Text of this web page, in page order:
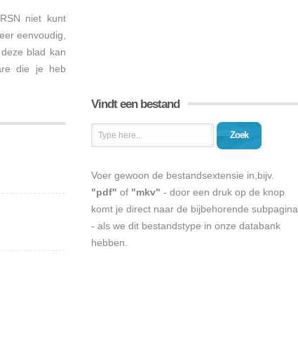
niet kunt
eenvoudig,
blad kan
die je heb
Vindt een bestand
Zoek
Voer gewoon de bestandsextensie in,bijv.
"pdf" of "mkv" - door een druk op de knop
komt je direct naar de bijbehorende subpagina
- als we dit bestandstype in onze databank
hebben.